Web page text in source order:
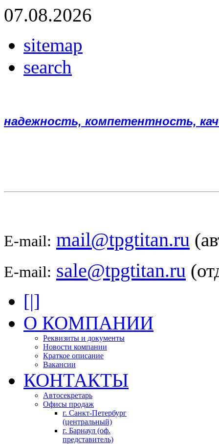
07.08.2026
sitemap
search
надежность, компетентность,
E-mail: mail@tpgtitan.ru
E-mail: sale@tpgtitan.ru
[|]
О КОМПАНИИ
Реквизиты и документы
Новости компании
Краткое описание
Вакансии
КОНТАКТЫ
Автосекретарь
Офисы продаж
г. Санкт-Петербург
(центральный)
г. Барнаул (оф.
представитель)